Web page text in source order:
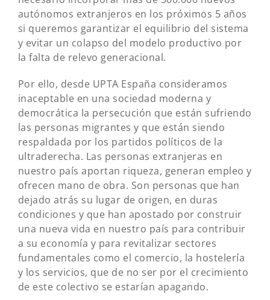
autónomos extranjeros en los próximos 5 años
si queremos garantizar el equilibrio del sistema
y evitar un colapso del modelo productivo por
la falta de relevo generacional.
Por ello, desde UPTA España consideramos
inaceptable en una sociedad moderna y
democrática la persecución que están sufriendo
las personas migrantes y que están siendo
respaldada por los partidos políticos de la
ultraderecha. Las personas extranjeras en
nuestro país aportan riqueza, generan empleo y
ofrecen mano de obra. Son personas que han
dejado atrás su lugar de origen, en duras
condiciones y que han apostado por construir
una nueva vida en nuestro país para contribuir
a su economía y para revitalizar sectores
fundamentales como el comercio, la hostelería
y los servicios, que de no ser por el crecimiento
de este colectivo se estarían apagando.